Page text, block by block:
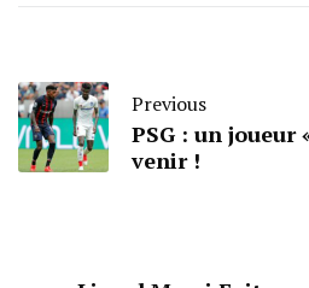
Previous
PSG : un joueur
venir !